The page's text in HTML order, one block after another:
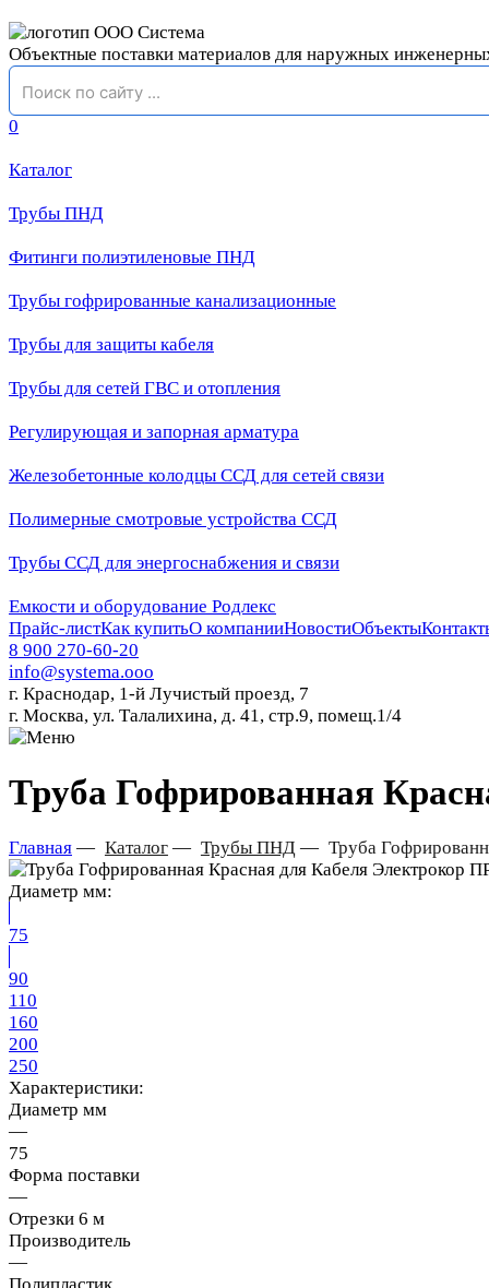
Объектные поставки материалов для наружных
0
Каталог
Трубы ПНД
Фитинги полиэтиленовые ПНД
Трубы гофрированные канализационные
Трубы для защиты кабеля
Трубы для сетей ГВС и отопления
Регулирующая и запорная арматура
Железобетонные колодцы ССД для сетей связи
Полимерные смотровые устройства ССД
Трубы ССД для энергоснабжения и связи
Емкости и оборудование Родлекс
Прайс-листКак купитьО компанииНовостиОбъекты
8 900 270-60-20
info@systema.ooo
г. Краснодар, 1-й Лучистый проезд, 7
г. Москва, ул. Талалихина, д. 41, стр.9, помещ.1/4
Труба Гофрированная
Главная — Каталог— Трубы ПНД — Труба
Диаметр мм:
75
90
110
160
200
250
Характеристики:
Диаметр мм
—
75
Форма поставки
—
Отрезки 6 м
Производитель
—